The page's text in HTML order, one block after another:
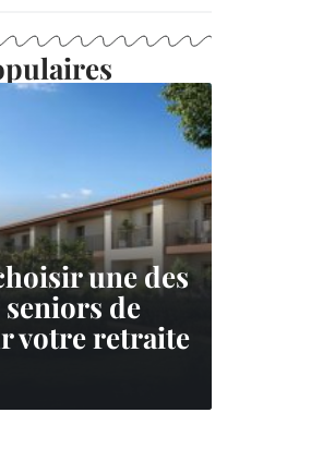
une des
de
votre retraite